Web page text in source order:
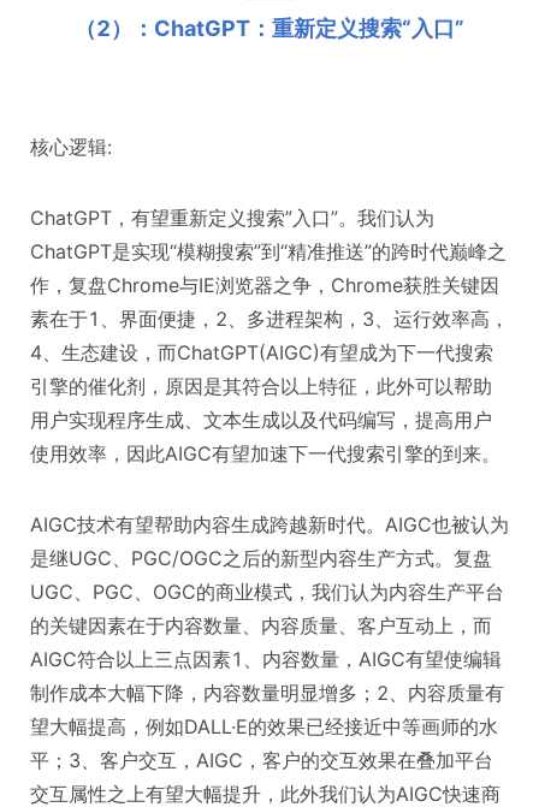
（2）：ChatGPT：重新定义搜索“入口”
核心逻辑:
ChatGPT，有望重新定义搜索”入口”。我们认为
ChatGPT是实现“模糊搜索”到“精准推送”的跨时代巅峰之
作，复盘Chrome与IE浏览器之争，Chrome获胜关键因
素在于1、界面便捷，2、多进程架构，3、运行效率高，
4、生态建设，而ChatGPT(AIGC)有望成为下一代搜索
引擎的催化剂，原因是其符合以上特征，此外可以帮助
用户实现程序生成、文本生成以及代码编写，提高用户
使用效率，因此AIGC有望加速下一代搜索引擎的到来。
AIGC技术有望帮助内容生成跨越新时代。AIGC也被认为
是继UGC、PGC/OGC之后的新型内容生产方式。复盘
UGC、PGC、OGC的商业模式，我们认为内容生产平台
的关键因素在于内容数量、内容质量、客户互动上，而
AIGC符合以上三点因素1、内容数量，AIGC有望使编辑
制作成本大幅下降，内容数量明显增多；2、内容质量有
望大幅提高，例如DALL·E的效果已经接近中等画师的水
平；3、客户交互，AIGC，客户的交互效果在叠加平台
交互属性之上有望大幅提升，此外我们认为AIGC快速商